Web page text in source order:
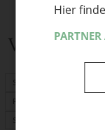
Schnittmuster
PDF-Schnittmuster
Stoffrechner
Hier